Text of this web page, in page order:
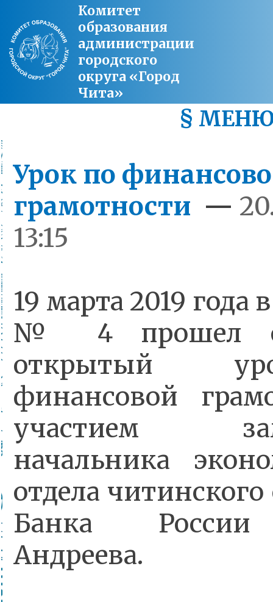
Комитет
образования
администрации
городского
округа «Город
Чита»
§
Урок по
грамотности —
13:15
19 марта 2019 года
№ 4 прошел
открытый
финансовой
участием
начальника
отдела
Банка
Андреева.